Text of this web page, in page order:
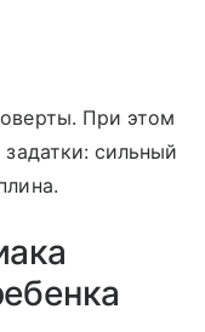
При этом
сильный